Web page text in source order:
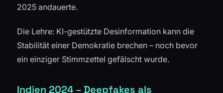
2025 andauerte.
Die Lehre: KI-gestützte Desinformation kann die
Stabilität einer Demokratie brechen – noch bevor
ein einziger Stimmzettel gefälscht wurde.
Indien 2024 – Deepfakes als